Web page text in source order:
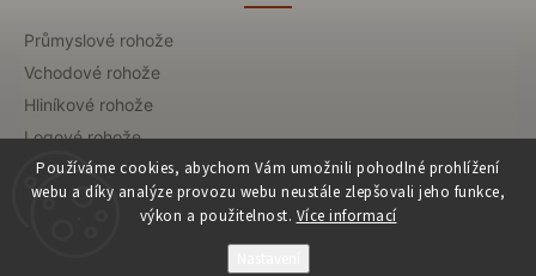
Používáme cookies, abychom Vám umožnili pohodlné prohlížení
webu a díky analýze provozu webu neustále zlepšovali jeho funkce,
výkon a použitelnost. Více informací
Průmyslové rohože
Vchodové rohože
Hliníkové rohože
Logové rohože
Gastro rohože
Dezinfekční rohože